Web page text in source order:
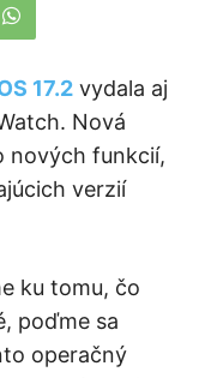
17.2 vydala aj
Nová
nových funkcií,
verzií
ku tomu, čo
poďme sa
operačný